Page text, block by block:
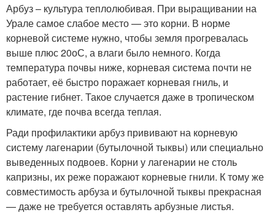
Арбуз – культура теплолюбивая. При выращивании на
Урале самое слабое место — это корни. В норме
корневой системе нужно, чтобы земля прогревалась
выше плюс 20оС, а влаги было немного. Когда
температура почвы ниже, корневая система почти не
работает, её быстро поражает корневая гниль, и
растение гибнет. Такое случается даже в тропическом
климате, где почва всегда теплая.
Ради профилактики арбуз прививают на корневую
систему лагенарии (бутылочной тыквы) или специально
выведенных подвоев. Корни у лагенарии не столь
капризны, их реже поражают корневые гнили. К тому же
совместимость арбуза и бутылочной тыквы прекрасная
— даже не требуется оставлять арбузные листья.